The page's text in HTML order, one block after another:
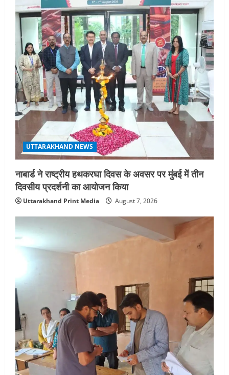
UTTARAKHAND NEWS
नाबार्ड ने राष्ट्रीय हथकरघा दिवस के अवसर पर मुंबई में तीन
दिवसीय प्रदर्शनी का आयोजन किया
Uttarakhand Print Media August 7, 2026